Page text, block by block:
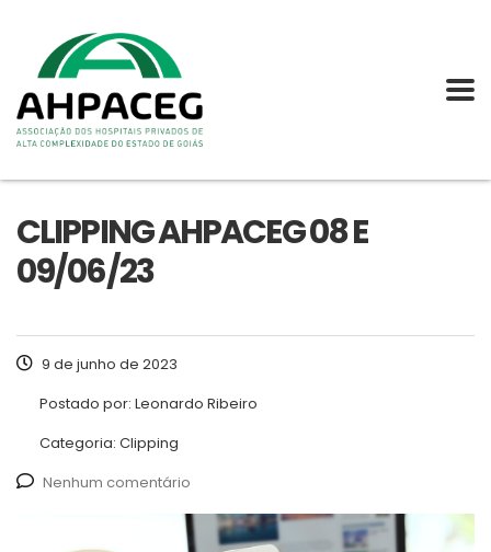
CLIPPING AHPACEG 08 E
09/06/23
9 de junho de 2023
Postado por: Leonardo Ribeiro
Categoria: Clipping
Nenhum comentário